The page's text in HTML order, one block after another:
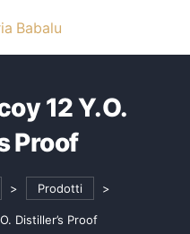
12 Y.O.
Proof
> Prodotti >
Distiller’s Proof